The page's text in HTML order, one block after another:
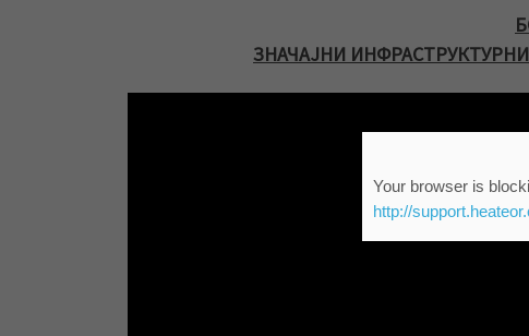
ЗНАЧАЈНИ
Your browser is
http://